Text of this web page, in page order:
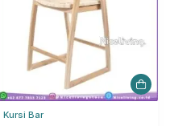
Kursi Bar